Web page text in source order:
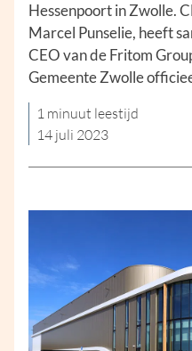
Hessenpoort in Zwolle.
Marcel Punselie, heeft
CEO van de Fritom
Gemeente Zwolle
1 minuut leestijd
14 juli 2023